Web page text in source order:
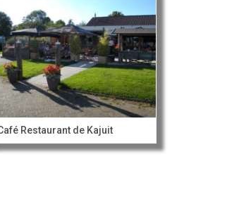
Restaurant de Kajuit